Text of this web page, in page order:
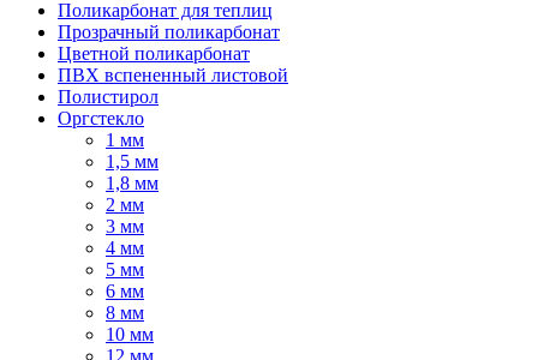
Поликарбонат для теплиц
Прозрачный поликарбонат
Цветной поликарбонат
ПВХ вспененный листовой
Полистирол
Оргстекло
1 мм
1,5 мм
1,8 мм
2 мм
3 мм
4 мм
5 мм
6 мм
8 мм
10 мм
12 мм